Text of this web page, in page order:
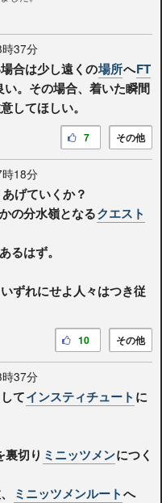
37分
合は少し遠くの場所へFT
い。その場合、着いた瞬間
してほしい。
その他
7
18分
げていくか？
の分水嶺となるクエスト
るはず。
ずれにせよ人々はつき従
その他
10
37分
てインスティチュート に
裏切り ミニッツメンにつく
ミニッツメンルートへ